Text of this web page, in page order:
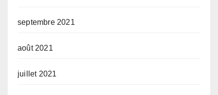
septembre 2021
août 2021
juillet 2021